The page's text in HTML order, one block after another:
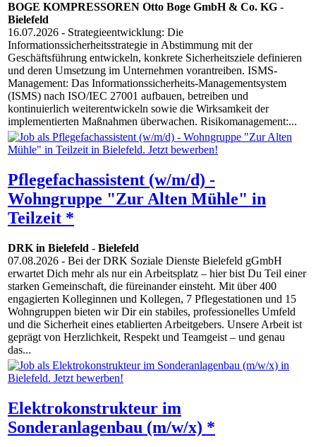
BOGE KOMPRESSOREN Otto Boge GmbH & Co. KG -
Bielefeld
16.07.2026 - Strategieentwicklung: Die
Informationssicherheitsstrategie in Abstimmung mit der
Geschäftsführung entwickeln, konkrete Sicherheitsziele definieren
und deren Umsetzung im Unternehmen vorantreiben. ISMS-
Management: Das Informationssicherheits-Managementsystem
(ISMS) nach ISO/IEC 27001 aufbauen, betreiben und
kontinuierlich weiterentwickeln sowie die Wirksamkeit der
implementierten Maßnahmen überwachen. Risikomanagement:...
Pflegefachassistent (w/m/d) -
Wohngruppe "Zur Alten Mühle" in
Teilzeit *
DRK in Bielefeld - Bielefeld
07.08.2026 - Bei der DRK Soziale Dienste Bielefeld gGmbH
erwartet Dich mehr als nur ein Arbeitsplatz – hier bist Du Teil einer
starken Gemeinschaft, die füreinander einsteht. Mit über 400
engagierten Kolleginnen und Kollegen, 7 Pflegestationen und 15
Wohngruppen bieten wir Dir ein stabiles, professionelles Umfeld
und die Sicherheit eines etablierten Arbeitgebers. Unsere Arbeit ist
geprägt von Herzlichkeit, Respekt und Teamgeist – und genau
das...
Elektrokonstrukteur im
Sonderanlagenbau (m/w/x) *